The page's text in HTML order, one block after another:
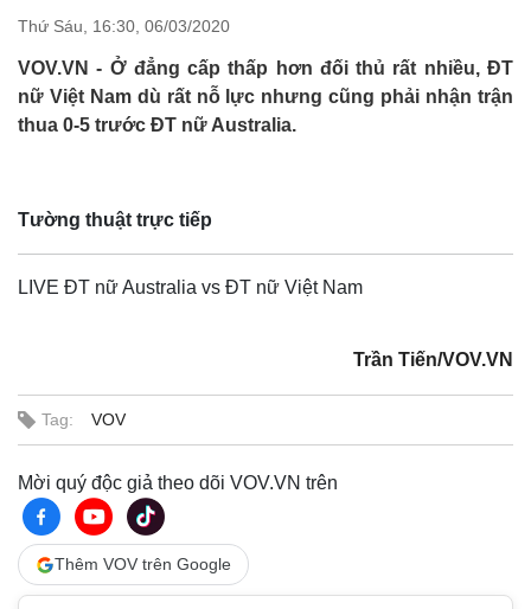
Nhận diện sự thật
Việc làm
Biển đảo
Thứ Sáu, 16:30, 06/03/2020
VOV.VN - Ở đẳng cấp thấp hơn đối thủ rất nhiều, ĐT
nữ Việt Nam dù rất nỗ lực nhưng cũng phải nhận trận
thua 0-5 trước ĐT nữ Australia.
Tường thuật trực tiếp
LIVE ĐT nữ Australia vs ĐT nữ Việt Nam
Trần Tiến/VOV.VN
Tag: VOV
Mời quý độc giả theo dõi VOV.VN trên
Thêm VOV trên Google